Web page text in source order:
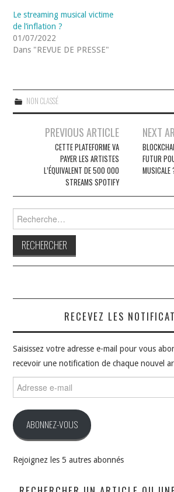
Le streaming musical victime
de l’inflation ?
01/07/2022
Dans "REVUE DE PRESSE"
NON CLASSÉ
Navigation
articles
PREVIOUS ARTICLE
CETTE PLATEFORME VA
PAYER LES ARTISTES
L’ÉQUIVALENT DE 500 000
STREAMS SPOTIFY
NEXT
FUTUR
MUSICALE
RECEVEZ LES
Saisissez votre adresse e-mail pour vous
recevoir une notification de chaque nouvel
e-
ABONNEZ-VOUS
Rejoignez les 5 autres abonnés